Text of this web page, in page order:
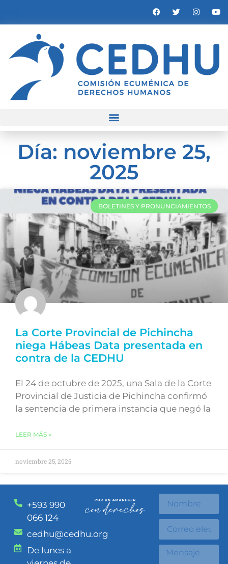
Día: noviembre 25,
2025
BOLETINES Y PRONUNCIAMIENTOS
La Corte Provincial de Pichincha
niega Hábeas Data presentada en
contra de la CEDHU
El 24 de octubre de 2025, una Sala de la Corte
Provincial de Justicia de Pichincha confirmó
la sentencia de primera instancia que negó la
LEER MÁS »
noviembre 25, 2025
+593 990
066 124
cedhu@cedhu.org
De lunes a